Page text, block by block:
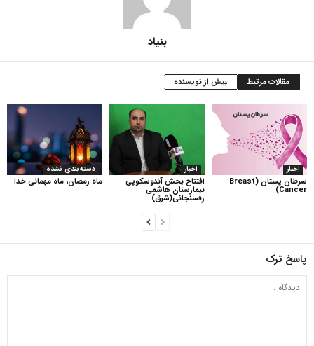
بنیاد
مقالات مرتبط بیش از نویسنده
دسته‌بندی نشده
ماه رمضان، ماه مهمانی خدا
اخبار
افتتاح بخش آندوسکوپی
بیمارستان هاشمی
رفسنجانی(شرق)
اخبار
سرطان پستان (Breast
Cancer)
پاسخ ترک